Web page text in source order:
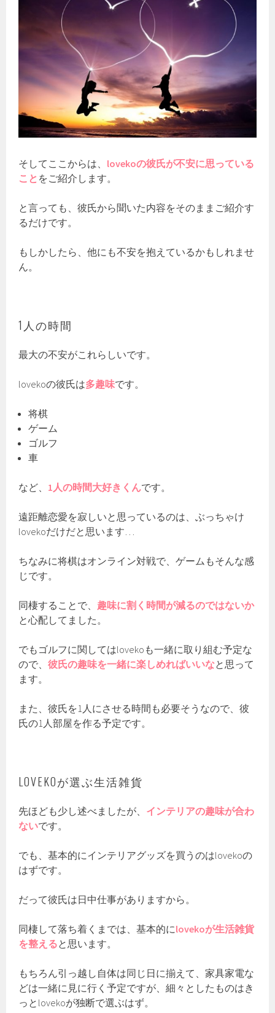
そしてここからは、 lovekoの彼氏が不安に思っている
こと をご紹介します。
と言っても、彼氏から聞いた内容をそのままご紹介す
るだけです。
もしかしたら、他にも不安を抱えているかもしれませ
ん。
1人の時間
最大の不安がこれらしいです。
lovekoの彼氏は多趣味です。
将棋
ゲーム
ゴルフ
車
など、 1人の時間大好きくんです。
遠距離恋愛を寂しいと思っているのは、ぶっちゃけ
lovekoだけだと思います…
ちなみに将棋はオンライン対戦で、ゲームもそんな感
じです。
同棲することで、 趣味に割く時間が減るのではないか
と心配してました。
でもゴルフに関してはlovekoも一緒に取り組む予定な
ので、彼氏の趣味を一緒に楽しめればいいなと思って
ます。
また、彼氏を1人にさせる時間も必要そうなので、彼
氏の1人部屋を作る予定です。
LOVEKOが選ぶ生活雑貨
先ほども少し述べましたが、 インテリアの趣味が合わ
ないです。
でも、基本的にインテリアグッズを買うのはlovekoの
はずです。
だって彼氏は日中仕事がありますから。
同棲して落ち着くまでは、基本的にlovekoが生活雑貨
を整えると思います。
もちろん引っ越し自体は同じ日に揃えて、家具家電な
どは一緒に見に行く予定ですが、細々としたものはき
っとlovekoが独断で選ぶはず。